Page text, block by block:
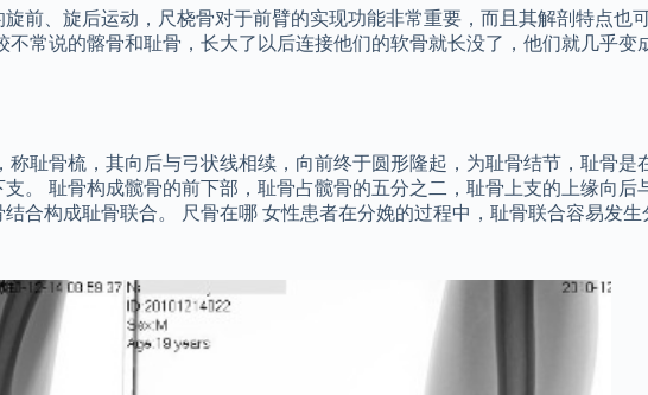
前、旋后运动，尺桡骨对于前臂的实现功能非常重要，而且其解剖特点也
常说的髂骨和耻骨，长大了以后连接他们的软骨就长没了，他们就几乎
耻骨梳，其向后与弓状线相续，向前终于圆形隆起，为耻骨结节，耻骨是
。 耻骨构成髋骨的前下部，耻骨占髋骨的五分之二，耻骨上支的上缘向
合构成耻骨联合。 尺骨在哪 女性患者在分娩的过程中，耻骨联合容易发